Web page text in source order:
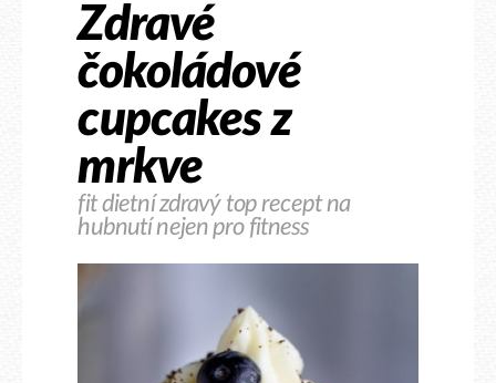
Zdravé
čokoládové
cupcakes z
mrkve
fit dietní zdravý top recept na
hubnutí nejen pro fitness